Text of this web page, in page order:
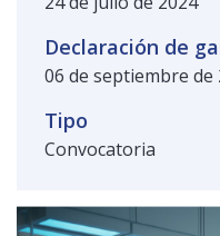
Declaración de
06 de septiembre de
Tipo
Convocatoria